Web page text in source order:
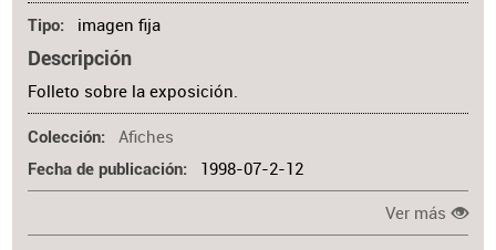
Tipo imagen fija
Descripción
Folleto sobre la exposición.
Colección Afiches
Fecha de publicación 1998-07-2-12
Ver más